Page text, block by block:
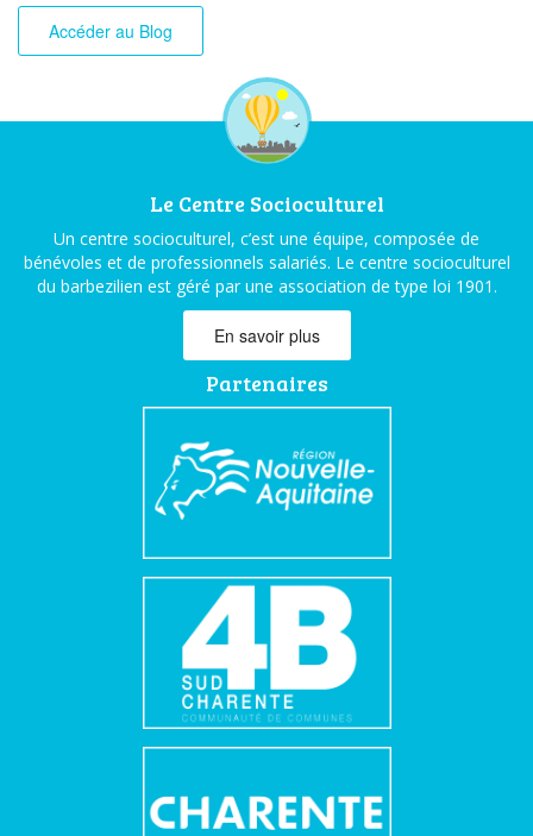
Accéder au Blog
Le Centre Socioculturel
Un centre socioculturel, c’est une équipe, composée de
bénévoles et de professionnels salariés. Le centre socioculturel
du barbezilien est géré par une association de type loi 1901.
En savoir plus
Partenaires